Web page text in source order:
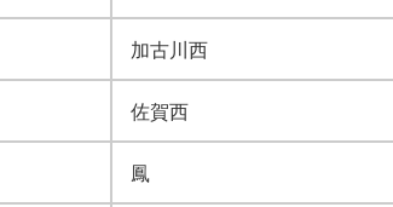
加古川西
佐賀西
鳳